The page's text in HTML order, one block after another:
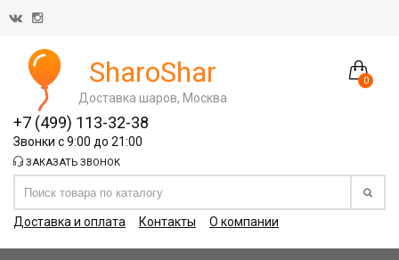
0
SharoShar
Доставка шаров, Москва
+7 (499) 113-32-38
Звонки с 9:00 до 21:00
ЗАКАЗАТЬ ЗВОНОК
Доставка и оплата Контакты О компании